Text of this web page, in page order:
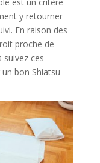
est un critère
y retourner
En raison des
proche de
suivez ces
bon Shiatsu